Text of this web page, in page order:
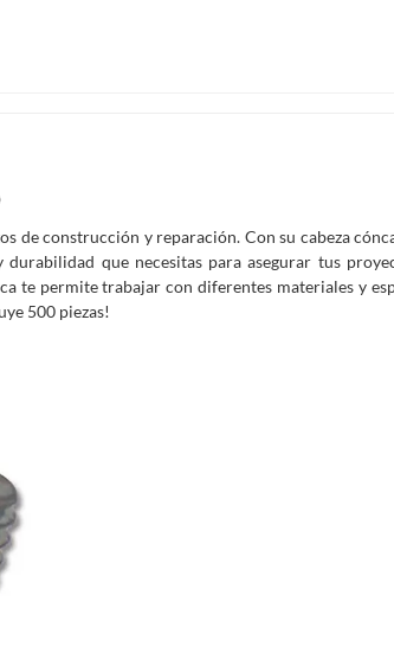
de construcción y reparación. Con su cabeza
que necesitas para asegurar tus
te permite trabajar con diferentes materiales y
500 piezas!